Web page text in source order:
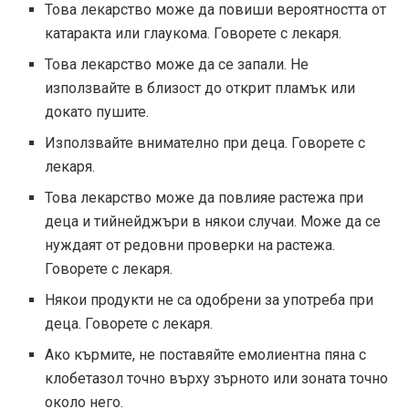
Това лекарство може да повиши вероятността от
катаракта или глаукома. Говорете с лекаря.
Това лекарство може да се запали. Не
използвайте в близост до открит пламък или
докато пушите.
Използвайте внимателно при деца. Говорете с
лекаря.
Това лекарство може да повлияе растежа при
деца и тийнейджъри в някои случаи. Може да се
нуждаят от редовни проверки на растежа.
Говорете с лекаря.
Някои продукти не са одобрени за употреба при
деца. Говорете с лекаря.
Ако кърмите, не поставяйте емолиентна пяна с
клобетазол точно върху зърното или зоната точно
около него.